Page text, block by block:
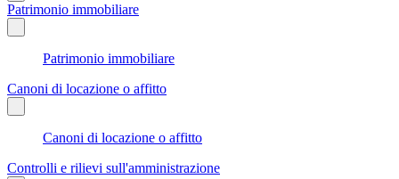
Patrimonio immobiliare
Patrimonio immobiliare
Canoni di locazione o affitto
Canoni di locazione o affitto
Controlli e rilievi sull'amministrazione